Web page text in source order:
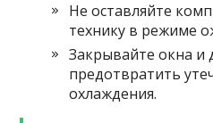
Не оставляйте
технику в режиме
Закрывайте окна и
предотвратить
охлаждения.